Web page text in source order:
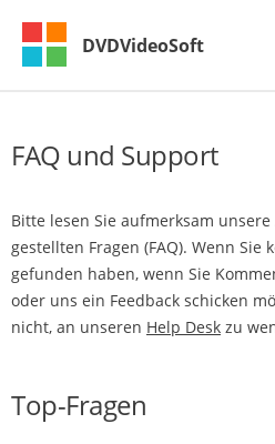
DVDVideoSoft
FAQ und Support
Bitte lesen Sie aufmerksam
gestellten Fragen (FAQ). Wenn
gefunden haben, wenn Sie
oder uns ein Feedback schicken
nicht, an unseren Help Desk zu
Top-Fragen